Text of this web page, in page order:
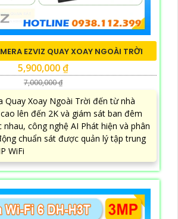
EZVIZ QUAY XOAY NGOÀI TRỜI
5,900,000 ₫
7,000,000 ₫
Quay Xoay Ngoài Trời đến từ nhà
lên đến 2K và giám sát ban đêm
nhau, công nghệ AI Phát hiện và phân
chuẩn sát được quản lý tập trung
WiFi